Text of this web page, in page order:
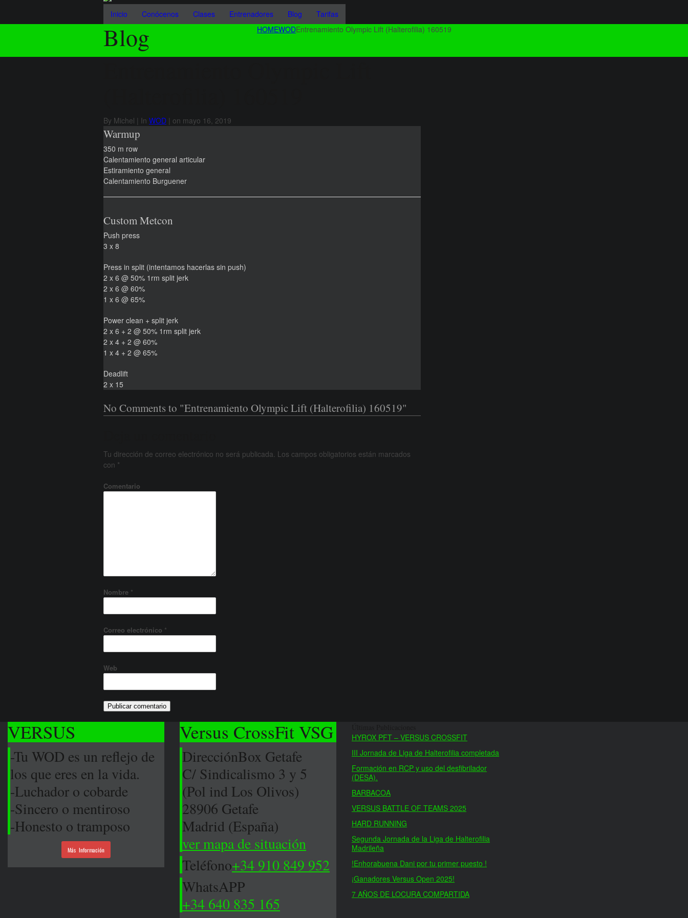
Inicio Conócenos Clases Entrenadores Blog Tarifas
Blog HOMEWODEntrenamiento Olympic Lift (Halterofilia) 160519
By Michel | In WOD | on mayo 16, 2019
Warmup
350 m row
Calentamiento general articular
Estiramiento general
Calentamiento Burguener
Custom Metcon
Push press
3 x 8
Press in split (intentamos hacerlas sin push)
2 x 6 @ 50% 1rm split jerk
2 x 6 @ 60%
1 x 6 @ 65%
Power clean + split jerk
2 x 6 + 2 @ 50% 1rm split jerk
2 x 4 + 2 @ 60%
1 x 4 + 2 @ 65%
Deadlift
2 x 15
No Comments to "Entrenamiento Olympic Lift (Halterofilia) 160519"
Tu dirección de correo electrónico no será publicada. Los campos obligatorios están marcados
con *
Comentario
Nombre *
Correo electrónico *
Web
VERSUS
-Tu WOD es un reflejo de
los que eres en la vida.
-Luchador o cobarde
-Sincero o mentiroso
-Honesto o tramposo
Más Información
Versus CrossFit VSG
DirecciónBox Getafe
C/ Sindicalismo 3 y 5
(Pol ind Los Olivos)
28906 Getafe
Madrid (España)
ver mapa de situación
Teléfono+34 910 849 952
WhatsAPP
+34 640 835 165
HYROX PFT – VERSUS CROSSFIT
III Jornada de Liga de Halterofilia completada
Formación en RCP y uso del desfibrilador
(DESA).
BARBACOA
VERSUS BATTLE OF TEAMS 2025
HARD RUNNING
Segunda Jornada de la Liga de Halterofilia
Madrileña
!Enhorabuena Dani por tu primer puesto !
¡Ganadores Versus Open 2025!
7 AÑOS DE LOCURA COMPARTIDA